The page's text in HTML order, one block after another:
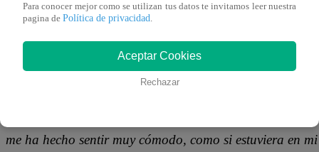
En los últimos días, el reconocido influencer mexicano
los cómicos de Jirón del Humor para grabar la divertida
sábado 1 de julio.. Durante su visita, el tiktoker dejó
“Si me lo proponen, me encantaría ser parte de un
me ha hecho sentir muy cómodo, como si estuviera en
Para conocer mejor como se utilizan tus datos te invitamos leer nuestra
pagina de Política de privacidad
Aceptar Cookies
Rechazar